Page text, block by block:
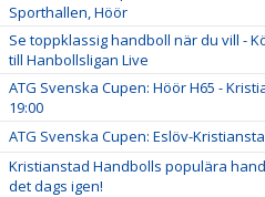
Sporthallen, Höör
Se toppklassig handboll när du vill -
till Hanbollsligan Live
ATG Svenska Cupen: Höör H65 -
19:00
ATG Svenska Cupen: Eslöv-
Kristianstad Handbolls populära
det dags igen!